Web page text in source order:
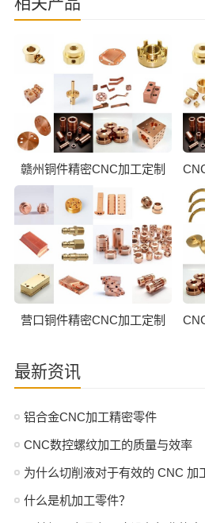
赣州铜件精密CNC加工定制
营口铜件精密CNC加工定制
最新资讯
铝合金CNC加工精密零件
CNC数控螺纹加工的质量与效率
什么是机加工零件？